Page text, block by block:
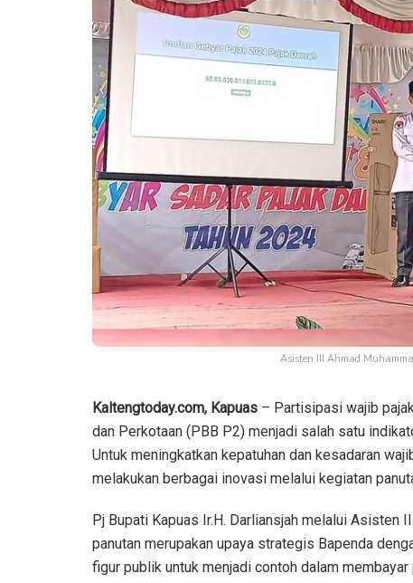
Asisten III Ahmad
Kaltengtoday.com, Kapuas – Partisipasi wajib
dan Perkotaan (PBB P2) menjadi salah satu
Untuk meningkatkan kepatuhan dan kesadaran
melakukan berbagai inovasi melalui kegiatan
Pj Bupati Kapuas Ir.H. Darliansjah melalui Asisten
panutan merupakan upaya strategis Bapenda
figur publik untuk menjadi contoh dalam membayar